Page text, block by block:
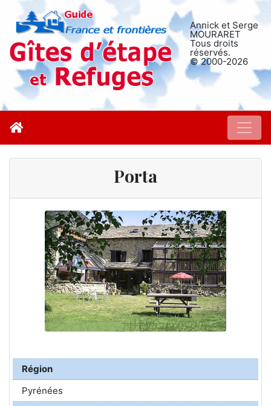
Annick et Serge
MOURARET
Tous droits
réservés.
© 2000-2026
Porta
Région
Pyrénées